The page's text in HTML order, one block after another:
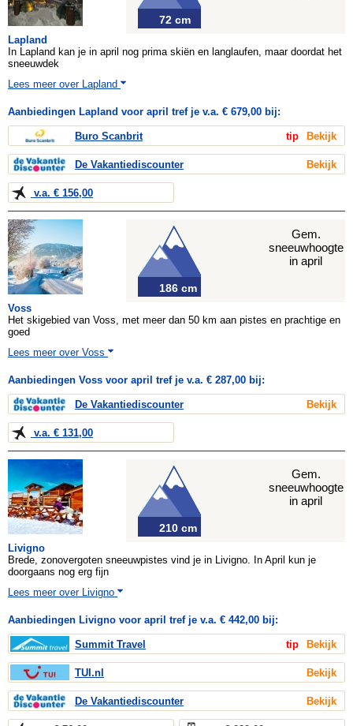
Lapland
In Lapland kan je in april nog prima skiën en langlaufen, maar doordat het
sneeuwdek
Lees meer over Lapland
72 cm
Aanbiedingen Lapland voor april tref je v.a. € 679,00 bij:
Buro Scanbrit tip Bekijk
De Vakantiediscounter Bekijk
v.a. € 156,00
Voss
Het skigebied van Voss, met meer dan 50 km aan pistes en prachtige en
goed
Lees meer over Voss
186 cm
Gem.
sneeuwhoogte
in april
Aanbiedingen Voss voor april tref je v.a. € 287,00 bij:
De Vakantiediscounter Bekijk
v.a. € 131,00
Livigno
Brede, zonovergoten sneeuwpistes vind je in Livigno. In April kun je
doorgaans nog erg fijn
Lees meer over Livigno
210 cm
Gem.
sneeuwhoogte
in april
Aanbiedingen Livigno voor april tref je v.a. € 442,00 bij:
Summit Travel tip Bekijk
TUI.nl Bekijk
De Vakantiediscounter Bekijk